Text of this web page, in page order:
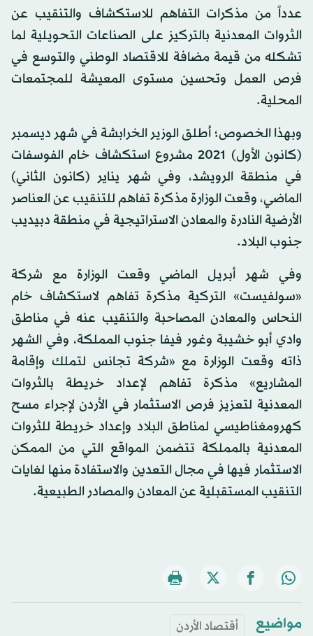
عدداً من مذكرات التفاهم للاستكشاف والتنقيب عن
الثروات المعدنية بالتركيز على الصناعات التحويلية لما
تشكله من قيمة مضافة للاقتصاد الوطني والتوسع في
فرص العمل وتحسين مستوى المعيشة للمجتمعات
المحلية.
وبهذا الخصوص؛ أطلق الوزير الخرابشة في شهر ديسمبر
(كانون الأول) 2021 مشروع استكشاف خام الفوسفات
في منطقة الرويشد، وفي شهر يناير (كانون الثاني)
الماضي، وقعت الوزارة مذكرة تفاهم للتنقيب عن العناصر
الأرضية النادرة والمعادن الاستراتيجية في منطقة دبيديب
جنوب البلاد.
وفي شهر أبريل الماضي وقعت الوزارة مع شركة
«سولفيست» التركية مذكرة تفاهم لاستكشاف خام
النحاس والمعادن المصاحبة والتنقيب عنه في مناطق
وادي أبو خشيبة وغور فيفا جنوب المملكة، وفي الشهر
ذاته وقعت الوزارة مع «شركة تجانس لتملك وإقامة
المشاريع» مذكرة تفاهم لإعداد خريطة بالثروات
المعدنية لتعزيز فرص الاستثمار في الأردن لإجراء مسح
كهرومغناطيسي لمناطق البلاد وإعداد خريطة للثروات
المعدنية بالمملكة تتضمن المواقع التي من الممكن
الاستثمار فيها في مجال التعدين والاستفادة منها لغايات
التنقيب المستقبلية عن المعادن والمصادر الطبيعية.
مواضيع أقتصاد الأردن